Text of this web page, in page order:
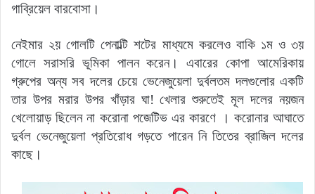
গাব্রিয়েল বারবোসা।
নেইমার ২য় গোলটি পেনাল্টি শটের মাধ্যমে করলেও বাকি ১ম ও ৩য়
গোলে সরাসরি ভূমিকা পালন করেন। এবারের কোপা আমেরিকায়
গ্রুপের অন্য সব দলের চেয়ে ভেনেজুয়েলা দুর্বলতম দলগুলোর একটি
তার উপর মরার উপর খাঁড়ার ঘা! খেলার শুরুতেই মূল দলের নয়জন
খেলোয়াড় ছিলেন না করোনা পজেটিভ এর কারণে । করোনার আঘাতে
দুর্বল ভেনেজুয়েলা প্রতিরোধ গড়তে পারেন নি তিতের ব্রাজিল দলের
কাছে।